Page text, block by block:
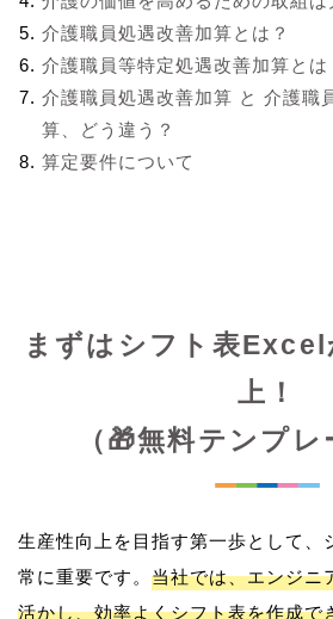
介護職員処遇改善加算とは？
介護職員等特定処遇改善加算とは
介護職員処遇改善加算 と 介護職
算、どう違う？
算定要件について
まずはシフト表Excel
上！
（🎁無料テンプレ
生産性向上を目指す第一歩として、
常に重要です。 当社では、エンジニ
活かし、効率よくシフト表を作成で